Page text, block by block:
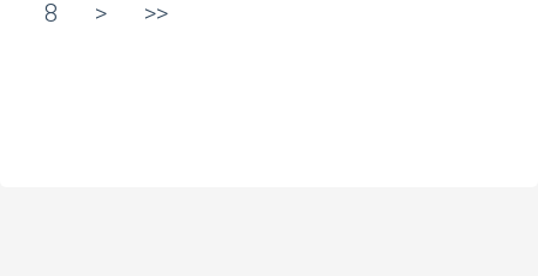
8
> >>